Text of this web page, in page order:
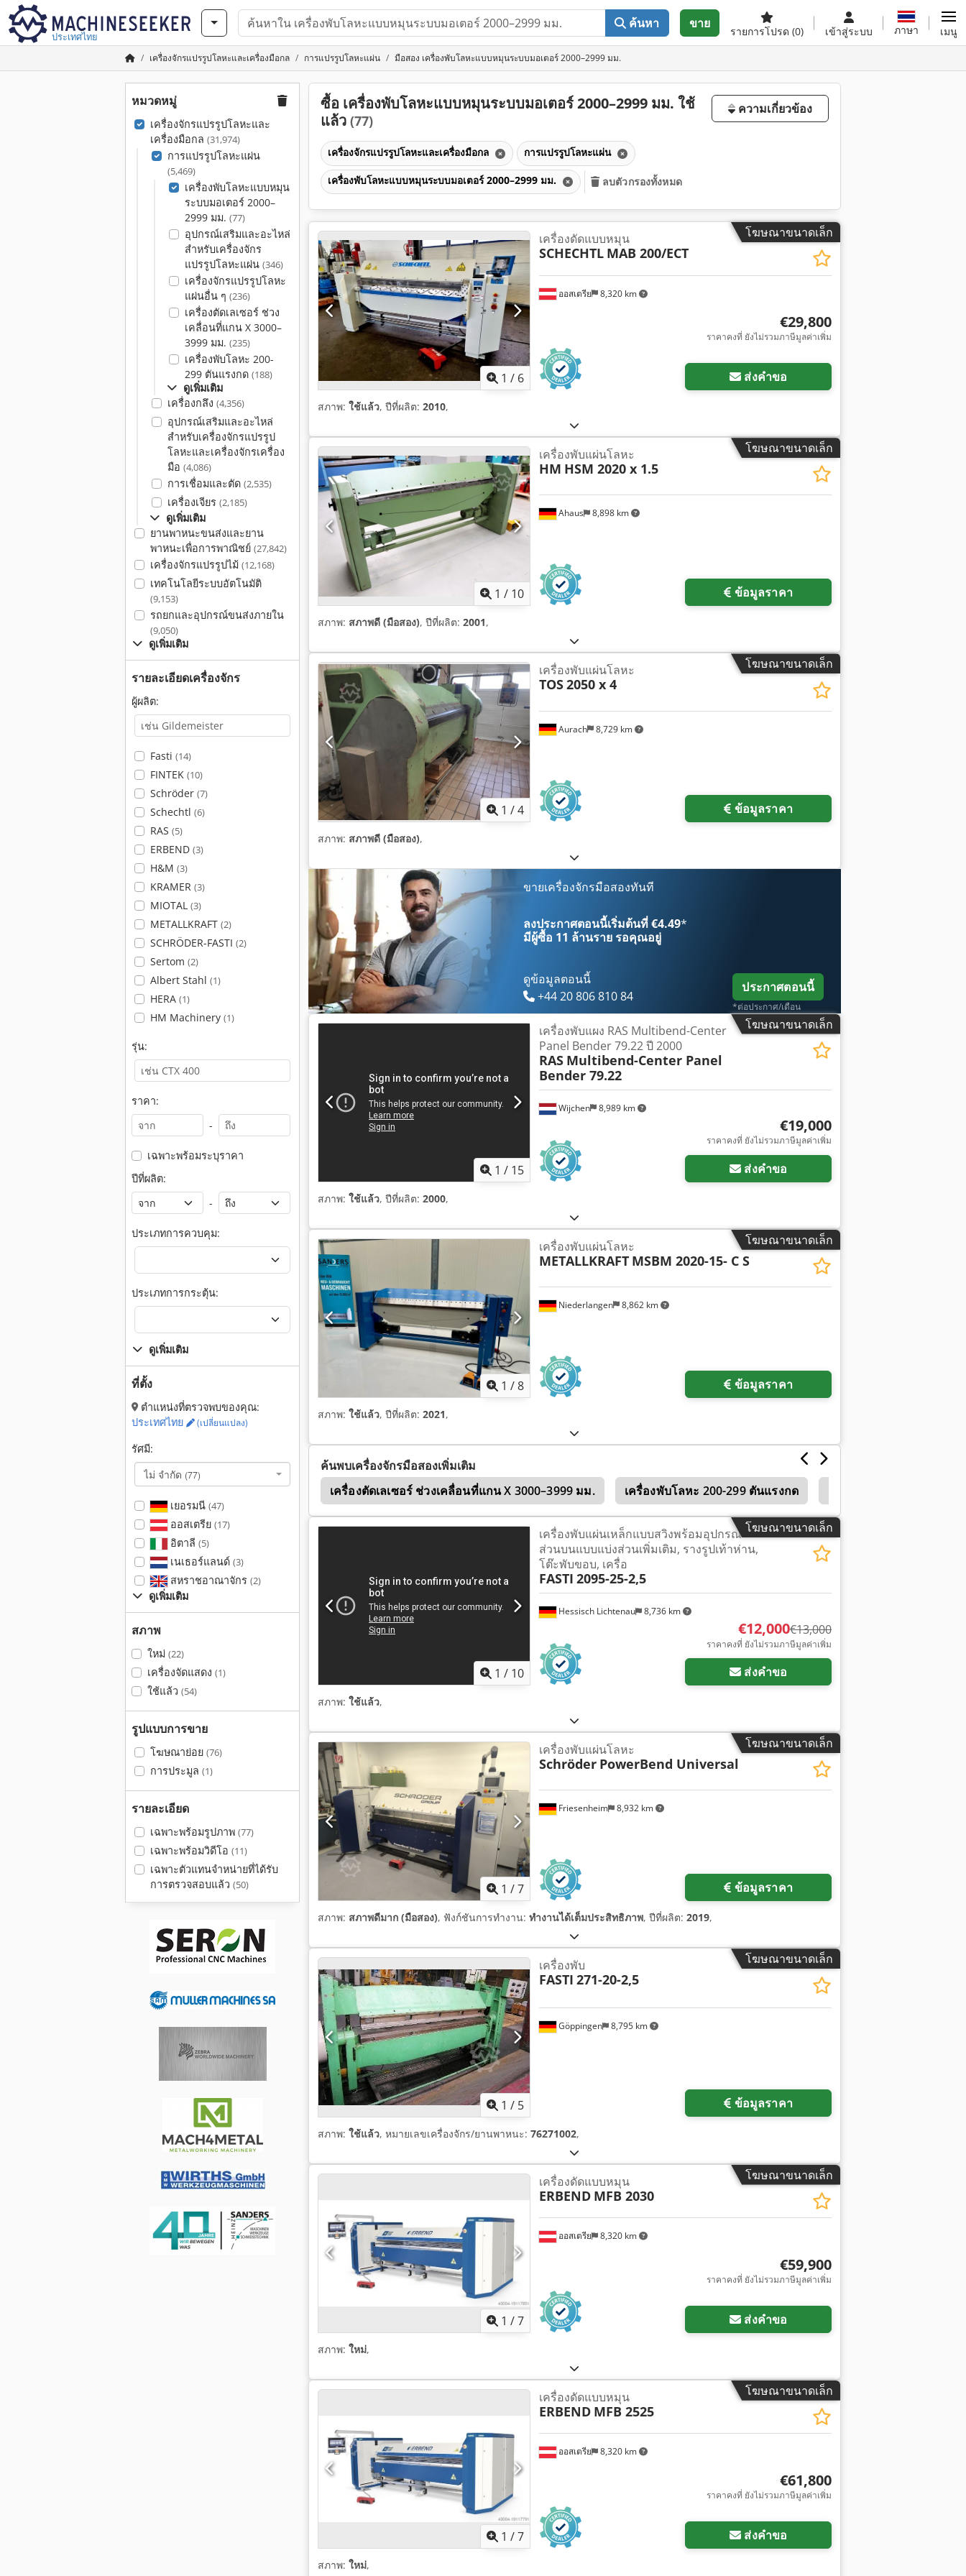
ประเทศไทย
ค้นหา ขาย
รายการโปรด (0) เข้าสู่ระบบ ภาษา เมนู
เครื่องจักรแปรรูปโลหะและเครื่องมือกล การแปรรูปโลหะแผ่น มือสอง เครื่องพับโลหะแบบหมุนระบบมอเตอร์ 2000–2999 มม.
หมวดหมู่
เครื่องจักรแปรรูปโลหะและ
เครื่องมือกล (31,974)
การแปรรูปโลหะแผ่น
(5,469)
เครื่องพับโลหะแบบหมุน
ระบบมอเตอร์ 2000–
2999 มม. (77)
อุปกรณ์เสริมและอะไหล่
สำหรับเครื่องจักร
แปรรูปโลหะแผ่น (346)
เครื่องจักรแปรรูปโลหะ
แผ่นอื่น ๆ (236)
เครื่องตัดเลเซอร์ ช่วง
เคลื่อนที่แกน X 3000–
3999 มม. (235)
เครื่องพับโลหะ 200-
299 ตันแรงกด (188)
ดูเพิ่มเติม
เครื่องกลึง (4,356)
อุปกรณ์เสริมและอะไหล่
สำหรับเครื่องจักรแปรรูป
โลหะและเครื่องจักรเครื่อง
มือ (4,086)
การเชื่อมและตัด (2,535)
เครื่องเจียร (2,185)
ดูเพิ่มเติม
ยานพาหนะขนส่งและยาน
พาหนะเพื่อการพาณิชย์ (27,842)
เครื่องจักรแปรรูปไม้ (12,168)
เทคโนโลยีระบบอัตโนมัติ
(9,153)
รถยกและอุปกรณ์ขนส่งภายใน
(9,050)
ดูเพิ่มเติม
รายละเอียดเครื่องจักร
ผู้ผลิต:
Fasti (14)
FINTEK (10)
Schröder (7)
Schechtl (6)
RAS (5)
ERBEND (3)
H&M (3)
KRAMER (3)
MIOTAL (3)
METALLKRAFT (2)
SCHRÖDER-FASTI (2)
Sertom (2)
Albert Stahl (1)
HERA (1)
HM Machinery (1)
รุ่น:
ราคา:
-
เฉพาะพร้อมระบุราคา
ปีที่ผลิต:
-
ประเภทการควบคุม:
ประเภทการกระตุ้น:
ดูเพิ่มเติม
ที่ตั้ง
ตำแหน่งที่ตรวจพบของคุณ:
ประเทศไทย
(เปลี่ยนแปลง)
รัศมี:
ไม่ จำกัด (77)
เยอรมนี (47)
ออสเตรีย (17)
อิตาลี (5)
เนเธอร์แลนด์ (3)
สหราชอาณาจักร (2)
ดูเพิ่มเติม
สภาพ
ใหม่ (22)
เครื่องจัดแสดง (1)
ใช้แล้ว (54)
รูปแบบการขาย
โฆษณาย่อย (76)
การประมูล (1)
รายละเอียด
เฉพาะพร้อมรูปภาพ (77)
เฉพาะพร้อมวิดีโอ (11)
เฉพาะตัวแทนจำหน่ายที่ได้รับ
การตรวจสอบแล้ว (50)
ซื้อ เครื่องพับโลหะแบบหมุนระบบมอเตอร์ 2000–2999 มม. ใช้
แล้ว (77)
ความเกี่ยวข้อง
เครื่องจักรแปรรูปโลหะและเครื่องมือกล การแปรรูปโลหะแผ่น
เครื่องพับโลหะแบบหมุนระบบมอเตอร์ 2000–2999 มม. ลบตัวกรองทั้งหมด
โฆษณาขนาดเล็ก
1 / 6
ออสเตรีย 8,320 km
เครื่องดัดแบบหมุน
SCHECHTL MAB 200/ECT
€29,800
ราคาคงที่ ยังไม่รวมภาษีมูลค่าเพิ่ม
ส่งคำขอ
สภาพ: ใช้แล้ว, ปีที่ผลิต: 2010,
โฆษณาขนาดเล็ก
1 / 10
Ahaus 8,898 km
เครื่องพับแผ่นโลหะ
HM HSM 2020 x 1.5
ข้อมูลราคา
สภาพ: สภาพดี (มือสอง), ปีที่ผลิต: 2001,
โฆษณาขนาดเล็ก
1 /4
Aurach 8,729 km
เครื่องพับแผ่นโลหะ
TOS2050 x 4
ข้อมูลราคา
สภาพ: สภาพดี (มือสอง),
ขายเครื่องจักรมือสองทันที
ลงประกาศตอนนี้เริ่มต้นที่ €4.49*
มีผู้ซื้อ 11 ล้านราย รอคุณอยู่
ดูข้อมูลตอนนี้
+44 20 806 810 84
ประกาศตอนนี้
*ต่อประกาศ/เดือน
โฆษณาขนาดเล็ก
1 / 15
Wijchen 8,989 km
เครื่องพับแผง RAS Multibend-Center
Panel Bender 79.22 ปี 2000
RAS Multibend-Center Panel
Bender 79.22
€19,000
ราคาคงที่ ยังไม่รวมภาษีมูลค่าเพิ่ม
ส่งคำขอ
สภาพ: ใช้แล้ว, ปีที่ผลิต: 2000,
โฆษณาขนาดเล็ก
1 /8
Niederlangen 8,862 km
เครื่องพับแผ่นโลหะ
METALLKRAFT MSBM 2020-15- C S
ข้อมูลราคา
สภาพ: ใช้แล้ว, ปีที่ผลิต: 2021,
ค้นพบเครื่องจักรมือสองเพิ่มเติม
เครื่องตัดเลเซอร์ ช่วงเคลื่อนที่แกน X 3000–3999 มม.
เครื่องพับโลหะ 200-299 ตันแรงกด
Ras Kramer Kramer 850
โฆษณาขนาดเล็ก
1 / 10
Hessisch Lichtenau 8,736 km
เครื่องพับแผ่นเหล็กแบบสวิงพร้อมอุปกรณ์
ส่วนบนแบบแบ่งส่วนเพิ่มเติม, รางรูปเท้าห่าน,
โต๊ะพับขอบ, เครื่อ
FASTI 2095-25-2,5
€12,000€13,000
ราคาคงที่ ยังไม่รวมภาษีมูลค่าเพิ่ม
ส่งคำขอ
สภาพ: ใช้แล้ว,
โฆษณาขนาดเล็ก
1 /7
Friesenheim 8,932 km
เครื่องพับแผ่นโลหะ
Schröder PowerBend Universal
ข้อมูลราคา
สภาพ: สภาพดีมาก (มือสอง), ฟังก์ชันการทำงาน: ทำงานได้เต็มประสิทธิภาพ, ปีที่ผลิต: 2019,
โฆษณาขนาดเล็ก
1 / 5
Göppingen 8,795 km
เครื่องพับ
FASTI 271-20-2,5
ข้อมูลราคา
สภาพ: ใช้แล้ว, หมายเลขเครื่องจักร/ยานพาหนะ: 76271002,
โฆษณาขนาดเล็ก
1 /7
ออสเตรีย 8,320 km
เครื่องดัดแบบหมุน
ERBEND MFB 2030
€59,900
ราคาคงที่ ยังไม่รวมภาษีมูลค่าเพิ่ม
ส่งคำขอ
สภาพ: ใหม่,
โฆษณาขนาดเล็ก
1 /7
ออสเตรีย 8,320 km
เครื่องดัดแบบหมุน
ERBEND MFB 2525
€61,800
ราคาคงที่ ยังไม่รวมภาษีมูลค่าเพิ่ม
ส่งคำขอ
สภาพ: ใหม่,